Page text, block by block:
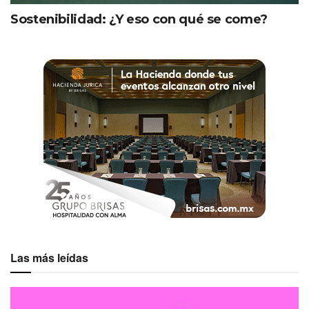
una sesión de evaluación permitirán recoger ideas para
mejorar futuras experiencias.
Sostenibilidad: ¿Y eso con qué se come?
Las más leídas